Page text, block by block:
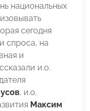
национальных
сегодня
спроса, на
и
и.о.
, и.о.
Максим